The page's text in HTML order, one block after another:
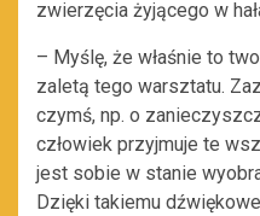
zwierzęcia żyjącego w
– Myślę, że właśnie to
zaletą tego warsztatu.
czymś, np. o
człowiek przyjmuje te
jest sobie w stanie
Dzięki takiemu